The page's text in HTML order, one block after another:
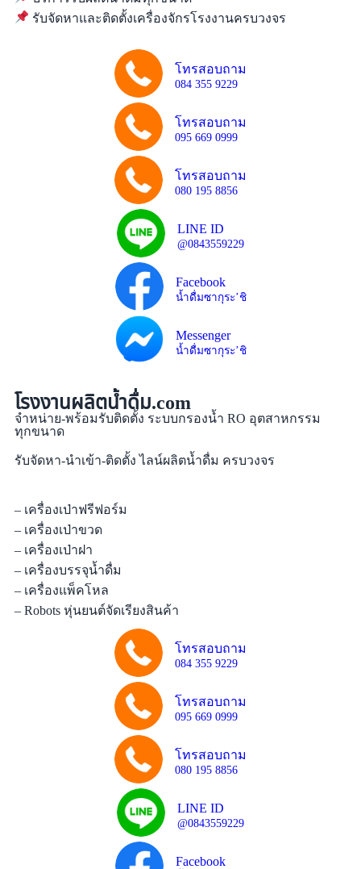
รับจัดหาและติดตั้งเครื่องจักรโรงงานครบวงจร
โทรสอบถาม
084 355 9229
โทรสอบถาม
095 669 0999
โทรสอบถาม
080 195 8856
LINE ID
@0843559229
Facebook
น้ำดื่มซากุระ’ชิ
Messenger
น้ำดื่มซากุระ’ชิ
โรงงานผลิตน้ำดื่ม.com
จำหน่าย-พร้อมรับติดตั้ง ระบบกรองน้ำ RO อุตสาหกรรม
ทุกขนาด
รับจัดหา-นำเข้า-ติดตั้ง ไลน์ผลิตน้ำดื่ม ครบวงจร
– เครื่องเป่าฟรีฟอร์ม
– เครื่องเป่าขวด
– เครื่องเป่าฝา
– เครื่องบรรจุน้ำดื่ม
– เครื่องแพ็คโหล
– Robots หุ่นยนต์จัดเรียงสินค้า
โทรสอบถาม
084 355 9229
โทรสอบถาม
095 669 0999
โทรสอบถาม
080 195 8856
LINE ID
@0843559229
Facebook